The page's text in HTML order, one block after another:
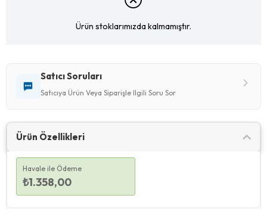
Ürün stoklarımızda kalmamıştır.
Satıcı Soruları
Satıcıya Ürün Veya Siparişle Ilgili Soru Sor
Ürün Özellikleri
Havale ile Ödeme
₺1.358,00